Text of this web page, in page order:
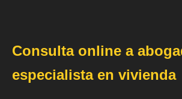
Consulta online a
especialista en vivienda